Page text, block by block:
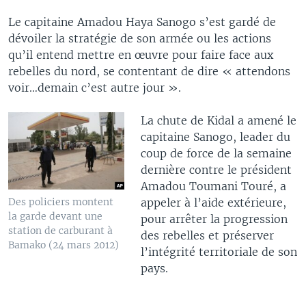
Le capitaine Amadou Haya Sanogo s’est gardé de
dévoiler la stratégie de son armée ou les actions
qu’il entend mettre en œuvre pour faire face aux
rebelles du nord, se contentant de dire « attendons
voir…demain c’est autre jour ».
Des policiers montent
la garde devant une
station de carburant à
Bamako (24 mars 2012)
La chute de Kidal a amené le
capitaine Sanogo, leader du
coup de force de la semaine
dernière contre le président
Amadou Toumani Touré, a
appeler à l’aide extérieure,
pour arrêter la progression
des rebelles et préserver
l’intégrité territoriale de son
pays.